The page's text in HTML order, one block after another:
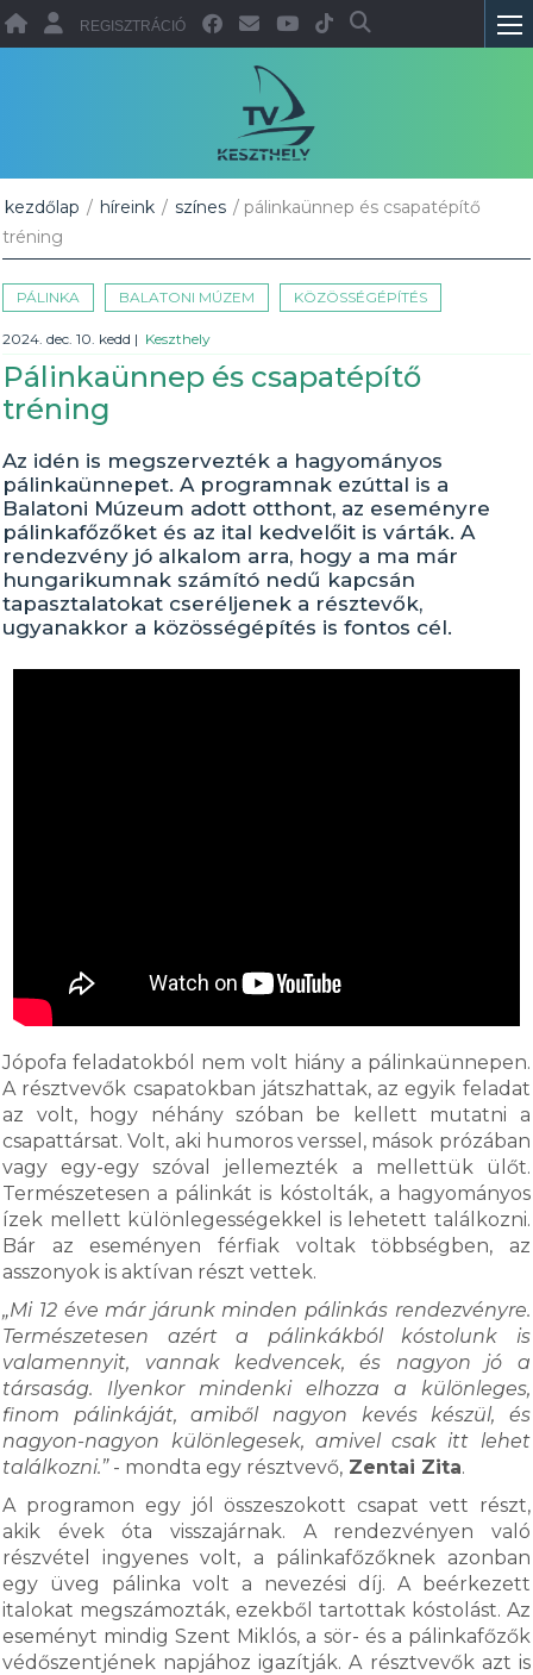
REGISZTRÁCIÓ
kezdőlap / híreink / színes / pálinkaünnep és csapatépítő
tréning
PÁLINKA BALATONI MÚZEM KÖZÖSSÉGÉPÍTÉS
2024. dec. 10. kedd | Keszthely
Pálinkaünnep és csapatépítő
tréning
Az idén is megszervezték a hagyományos
pálinkaünnepet. A programnak ezúttal is a
Balatoni Múzeum adott otthont, az eseményre
pálinkafőzőket és az ital kedvelőit is várták. A
rendezvény jó alkalom arra, hogy a ma már
hungarikumnak számító nedű kapcsán
tapasztalatokat cseréljenek a résztevők,
ugyanakkor a közösségépítés is fontos cél.
Jópofa feladatokból nem volt hiány a pálinkaünnepen.
A résztvevők csapatokban játszhattak, az egyik feladat
az volt, hogy néhány szóban be kellett mutatni a
csapattársat. Volt, aki humoros verssel, mások prózában
vagy egy-egy szóval jellemezték a mellettük ülőt.
Természetesen a pálinkát is kóstolták, a hagyományos
ízek mellett különlegességekkel is lehetett találkozni.
Bár az eseményen férfiak voltak többségben, az
asszonyok is aktívan részt vettek.
„Mi 12 éve már járunk minden pálinkás rendezvényre.
Természetesen azért a pálinkákból kóstolunk is
valamennyit, vannak kedvencek, és nagyon jó a
társaság. Ilyenkor mindenki elhozza a különleges,
finom pálinkáját, amiből nagyon kevés készül, és
nagyon-nagyon különlegesek, amivel csak itt lehet
találkozni.”- mondta egy résztvevő, Zentai Zita.
A programon egy jól összeszokott csapat vett részt,
akik évek óta visszajárnak. A rendezvényen való
részvétel ingyenes volt, a pálinkafőzőknek azonban
egy üveg pálinka volt a nevezési díj. A beérkezett
italokat megszámozták, ezekből tartottak kóstolást. Az
eseményt mindig Szent Miklós, a sör- és a pálinkafőzők
védőszentjének napjához igazítják. A résztvevők azt is